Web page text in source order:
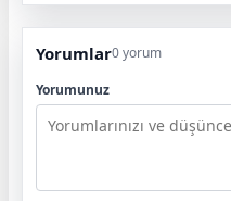
Yorumlar0 yorum
Yorumunuz